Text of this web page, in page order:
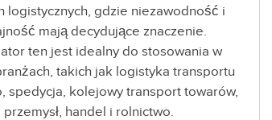
logistycznych, gdzie niezawodność i
mają decydujące znaczenie.
ten jest idealny do stosowania w
takich jak logistyka transportu
spedycja, kolejowy transport towarów,
przemysł, handel i rolnictwo.